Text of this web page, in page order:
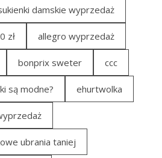
damskie wyprzedaż
zł allegro wyprzedaż
bonprix sweter ccc
są modne? ehurtwolka
ubrania taniej